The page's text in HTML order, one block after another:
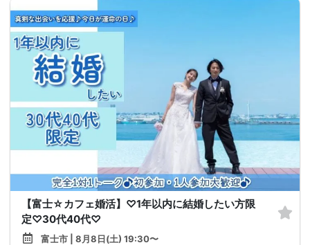
【富士☆カフェ婚活】♡1年以内に結婚したい方限
定♡30代40代♡
富士市 | 8月8日(土) 19:30〜